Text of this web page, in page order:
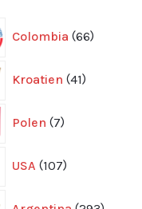
Colombia 66
produkter
Kroatien 41
produkter
Polen 7
produkter
USA 107
produkter